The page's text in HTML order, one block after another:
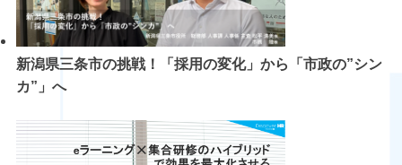
新潟県三条市の挑戦！「採用の変化」から「市政の”シン
カ”」へ